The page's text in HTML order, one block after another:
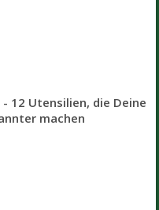
12 Utensilien, die Deine
machen